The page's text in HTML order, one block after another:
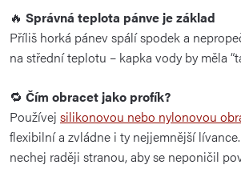
🔥 Správná teplota pánve je základ
Příliš horká pánev spálí spodek a
na střední teplotu – kapka vody by měla
🔁 Čím obracet jako profík?
Používej silikonovou nebo nylonovou
flexibilní a zvládne i ty nejjemnější
nechej raději stranou, aby se neponičil